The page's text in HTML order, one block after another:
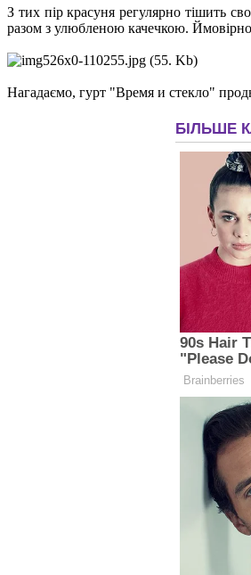
З тих пір красуня регулярно тішить
разом з улюбленою качечкою.
Нагадаємо, гурт "Время и стекло"